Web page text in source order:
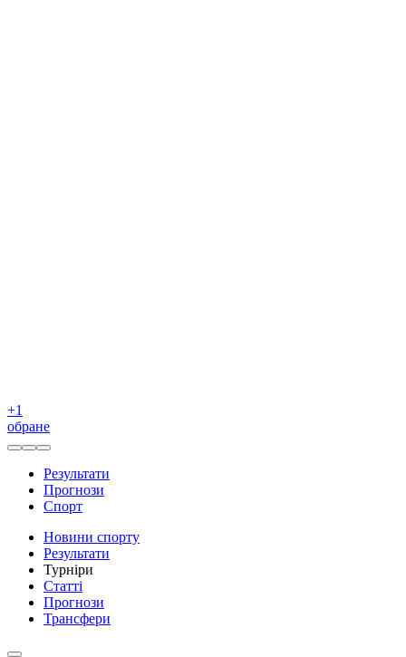
+1
обране
Результати
Прогнози
Спорт
Новини спорту
Результати
Турніри
Статті
Прогнози
Трансфери